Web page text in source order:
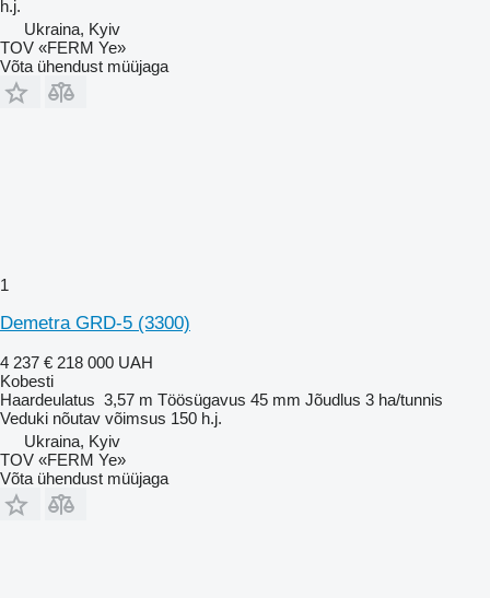
h.j.
Ukraina, Kyiv
TOV «FERM Ye»
Võta ühendust müüjaga
1
Demetra GRD-5 (3300)
4 237 € 218 000 UAH
Kobesti
Haardeulatus 3,57 m Töösügavus 45 mm Jõudlus 3 ha/tunnis
Veduki nõutav võimsus 150 h.j.
Ukraina, Kyiv
TOV «FERM Ye»
Võta ühendust müüjaga